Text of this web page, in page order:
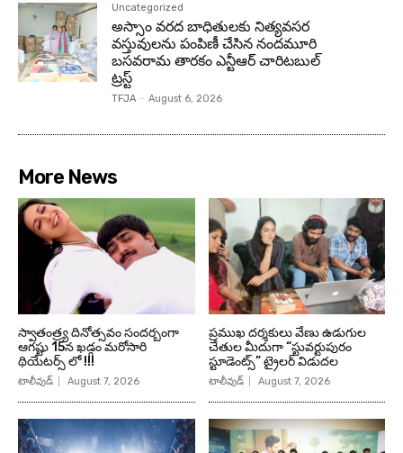
Uncategorized
అస్సాం వరద బాధితులకు నిత్యవసర
వస్తువులను పంపిణీ చేసిన నందమూరి
బసవరామ తారకం ఎన్టీఆర్ చారిటబుల్
ట్రస్ట్
TFJA - August 6, 2026
More News
స్వాతంత్ర్య దినోత్సవం సందర్బంగా
ఆగష్టు 15న ఖడ్గం మరోసారి
థియేటర్స్ లో !!!
టాలీవుడ్ August 7, 2026
ప్రముఖ దర్శకులు వేణు ఉడుగుల
చేతుల మీదుగా “స్టువర్టుపురం
స్టూడెంట్స్” ట్రైలర్ విడుదల
టాలీవుడ్ August 7, 2026